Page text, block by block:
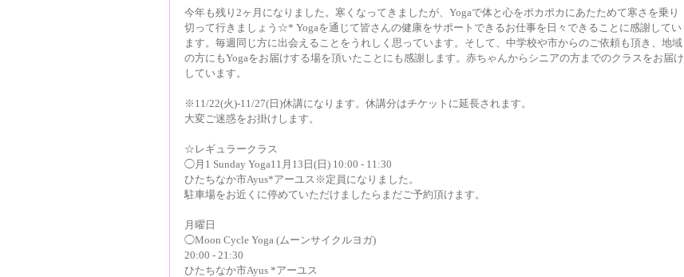
今年も残り2ヶ月になりました。寒くなってきましたが、Yogaで体と心をポカポカにあたためて寒さを乗り
切って行きましょう☆* Yogaを通じて皆さんの健康をサポートできるお仕事を日々できることに感謝してい
ます。毎週同じ方に出会えることをうれしく思っています。そして、中学校や市からのご依頼も頂き、地域
の方にもYogaをお届けする場を頂いたことにも感謝します。赤ちゃんからシニアの方までのクラスをお届け
しています。
※11/22(火)-11/27(日)休講になります。休講分はチケットに延長されます。
大変ご迷惑をお掛けします。
☆レギュラークラス
◯月1 Sunday Yoga11月13日(日) 10:00 - 11:30
ひたちなか市Ayus*アーユス※定員になりました。
駐車場をお近くに停めていただけましたらまだご予約頂けます。
月曜日
◯Moon Cycle Yoga (ムーンサイクルヨガ)
20:00 - 21:30
ひたちなか市Ayus *アーユス